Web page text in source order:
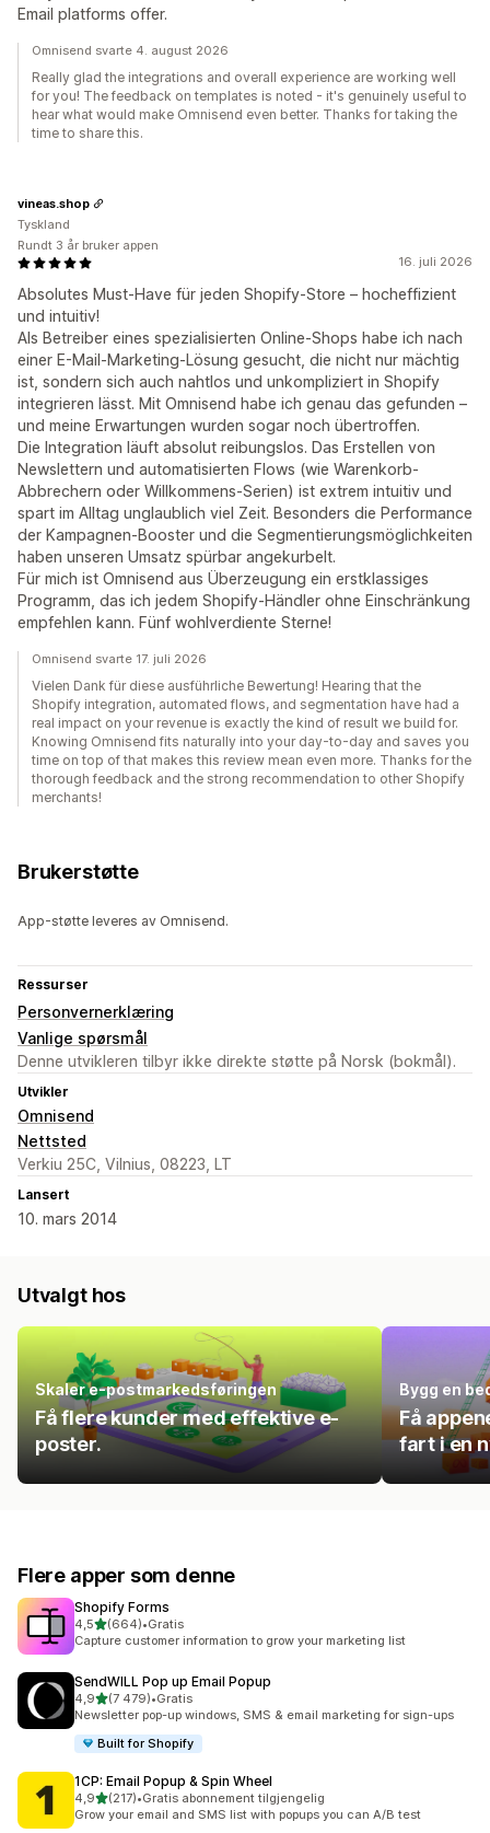
Email platforms offer.
Omnisend svarte 4. august 2026
Really glad the integrations and overall experience are working well
for you! The feedback on templates is noted - it's genuinely useful to
hear what would make Omnisend even better. Thanks for taking the
time to share this.
16. juli 2026
Absolutes Must-Have für jeden Shopify-Store – hocheffizient
und intuitiv!
Als Betreiber eines spezialisierten Online-Shops habe ich nach
einer E-Mail-Marketing-Lösung gesucht, die nicht nur mächtig
ist, sondern sich auch nahtlos und unkompliziert in Shopify
integrieren lässt. Mit Omnisend habe ich genau das gefunden –
und meine Erwartungen wurden sogar noch übertroffen.
Die Integration läuft absolut reibungslos. Das Erstellen von
Newslettern und automatisierten Flows (wie Warenkorb-
Abbrechern oder Willkommens-Serien) ist extrem intuitiv und
spart im Alltag unglaublich viel Zeit. Besonders die Performance
der Kampagnen-Booster und die Segmentierungsmöglichkeiten
haben unseren Umsatz spürbar angekurbelt.
Für mich ist Omnisend aus Überzeugung ein erstklassiges
Programm, das ich jedem Shopify-Händler ohne Einschränkung
empfehlen kann. Fünf wohlverdiente Sterne!
vineas.shop
Tyskland
Rundt 3 år bruker appen
Omnisend svarte 17. juli 2026
Vielen Dank für diese ausführliche Bewertung! Hearing that the
Shopify integration, automated flows, and segmentation have had a
real impact on your revenue is exactly the kind of result we build for.
Knowing Omnisend fits naturally into your day-to-day and saves you
time on top of that makes this review mean even more. Thanks for the
thorough feedback and the strong recommendation to other Shopify
merchants!
Brukerstøtte
App-støtte leveres av Omnisend.
Ressurser
Personvernerklæring
Vanlige spørsmål
Denne utvikleren tilbyr ikke direkte støtte på Norsk (bokmål).
Utvikler
Omnisend
Nettsted
Verkiu 25C, Vilnius, 08223, LT
Lansert
10. mars 2014
Utvalgt hos
Skaler e-postmarkedsføringen
Få flere kunder med effektive e-
poster.
Bygg en
Få
fart i en
Flere apper som denne
Shopify Forms
4,5av 5 stjerner
(664)
Totalt 664 omtaler
•Gratis
Capture customer information to grow your marketing list
SendWILL Pop up Email Popup
4,9av 5 stjerner
(7 479)
Totalt 7479 omtaler
•Gratis
Newsletter pop-up windows, SMS & email marketing for sign-ups
Built for Shopify
1CP: Email Popup & Spin Wheel
4,9av 5 stjerner
(217)
Totalt 217 omtaler
•Gratis abonnement tilgjengelig
Grow your email and SMS list with popups you can A/B test